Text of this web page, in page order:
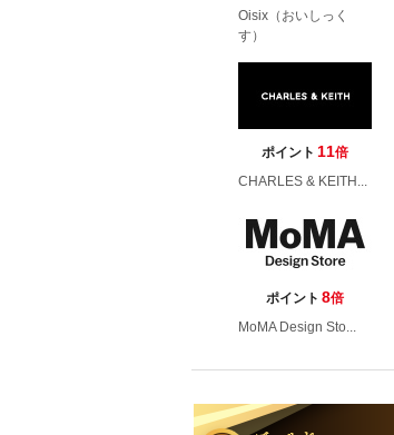
Oisix（おいしっく
す）
ポイント 11倍
CHARLES & KEITH...
ポイント 8倍
MoMA Design Sto...